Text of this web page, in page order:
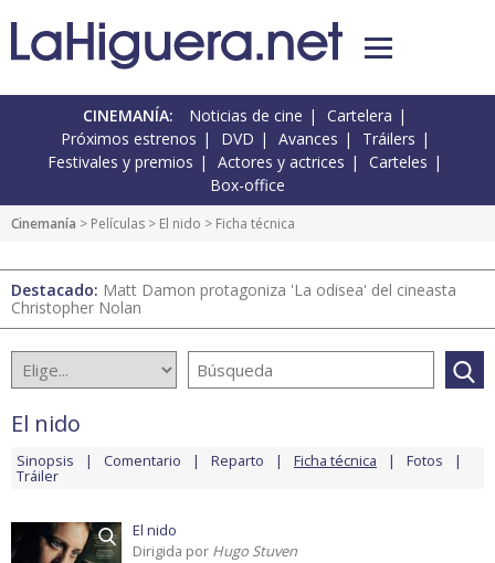
CINEMANÍA: Noticias de cine
Cartelera
Próximos estrenos
DVD Avances
Tráilers
Festivales y premios
Actores y actrices
Carteles
Box-office
Cinemanía > Películas > El nido > Ficha técnica
Destacado: Matt Damon protagoniza 'La odisea' del cineasta
Christopher Nolan
El nido
Sinopsis Comentario Reparto Ficha técnica Fotos
Tráiler
El nido
Dirigida por Hugo Stuven